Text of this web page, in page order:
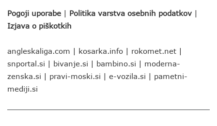
Pogoji uporabe | Politika varstva osebnih podatkov |
Izjava o piškotkih
angleskaliga.com | kosarka.info | rokomet.net |
snportal.si | bivanje.si | bambino.si | moderna-
zenska.si | pravi-moski.si | e-vozila.si | pametni-
mediji.si